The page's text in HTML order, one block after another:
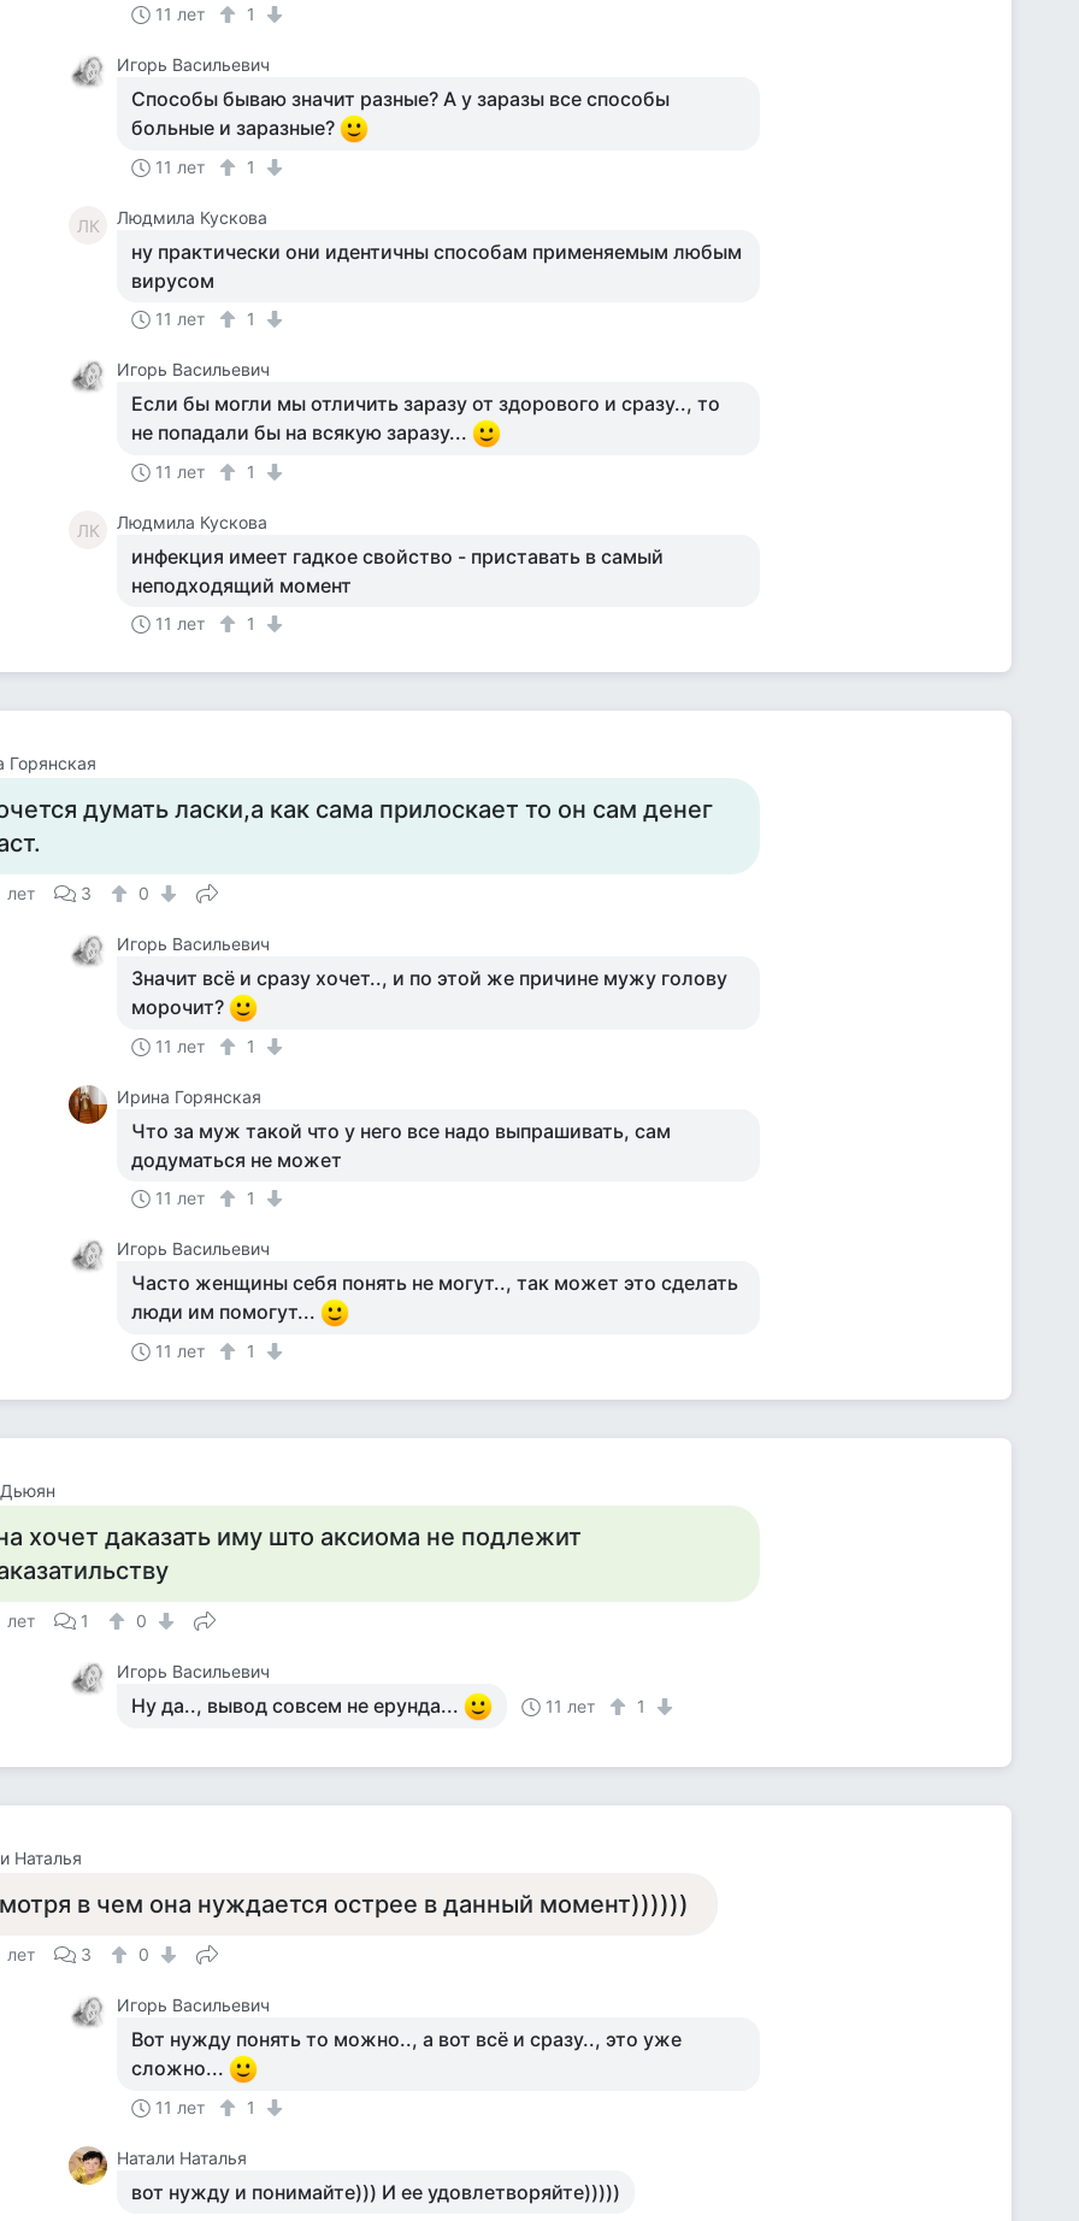
11 лет 1
Игорь Васильевич
Способы бываю значит разные? А у заразы все способы
больные и заразные?
11 лет 1
ЛК Людмила Кускова
ну практически они идентичны способам применяемым любым
вирусом
11 лет 1
Игорь Васильевич
Если бы могли мы отличить заразу от здорового и сразу.., то
не попадали бы на всякую заразу...
11 лет 1
ЛК Людмила Кускова
инфекция имеет гадкое свойство - приставать в самый
неподходящий момент
11 лет 1
Горянская
думать ласки,а как сама прилоскает то он сам денег
лет 3 0
Игорь Васильевич
Значит всё и сразу хочет.., и по этой же причине мужу голову
морочит?
11 лет 1
Ирина Горянская
Что за муж такой что у него все надо выпрашивать, сам
додуматься не может
11 лет 1
Игорь Васильевич
Часто женщины себя понять не могут.., так может это сделать
люди им помогут...
11 лет 1
хочет даказать иму што аксиома не подлежит
лет 1 0
Игорь Васильевич
Ну да.., вывод совсем не ерунда... 11 лет 1
Наталья
в чем она нуждается острее в данный момент))))))
лет 3 0
Игорь Васильевич
Вот нужду понять то можно.., а вот всё и сразу.., это уже
сложно...
11 лет 1
Натали Наталья
вот нужду и понимайте))) И ее удовлетворяйте)))))